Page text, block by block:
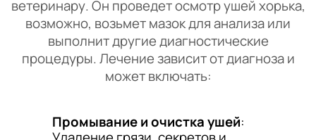
ветеринару. Он проведет осмотр ушей хорька,
возможно, возьмет мазок для анализа или
выполнит другие диагностические
процедуры. Лечение зависит от диагноза и
может включать:
Промывание и очистка ушей: